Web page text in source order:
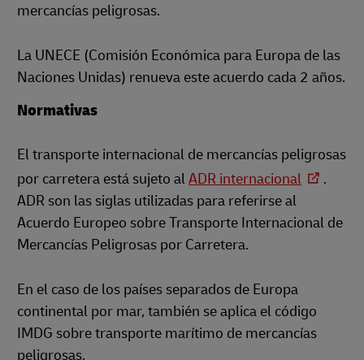
mercancías peligrosas.
La UNECE (Comisión Económica para Europa de las
Naciones Unidas) renueva este acuerdo cada 2 años.
Normativas
El transporte internacional de mercancías peligrosas
por carretera está sujeto alADR internacional
.
ADR son las siglas utilizadas para referirse al
Acuerdo Europeo sobre Transporte Internacional de
Mercancías Peligrosas por Carretera.
En el caso de los países separados de Europa
continental por mar, también se aplica el código
IMDG sobre transporte marítimo de mercancías
peligrosas.